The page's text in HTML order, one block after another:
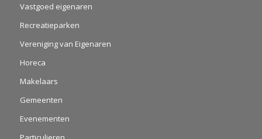
Vastgoed eigenaren
Recreatieparken
Vereniging van Eigenaren
Horeca
Makelaars
Gemeenten
Evenementen